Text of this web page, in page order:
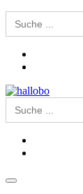
Search
for:
Search
for: